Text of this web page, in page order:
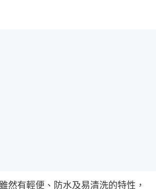
然有輕便、防水及易清洗的特性，